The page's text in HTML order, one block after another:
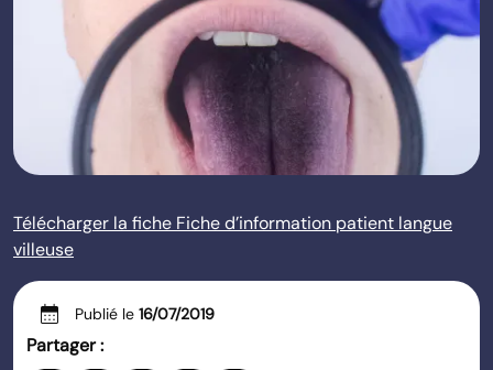
Télécharger la fiche Fiche d’information patient langue
villeuse
calendar_month Publié le 16/07/2019
Partager :